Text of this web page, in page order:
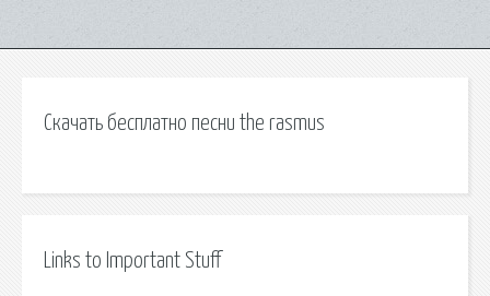
Скачать бесплатно песни the rasmus
Links to Important Stuff